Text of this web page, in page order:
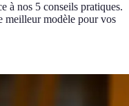
à nos 5 conseils pratiques.
meilleur modèle pour vos